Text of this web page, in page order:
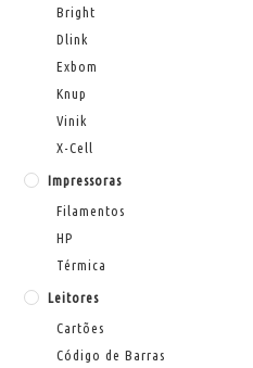
Bright
Dlink
Exbom
Knup
Vinik
X-Cell
Impressoras
Filamentos
HP
Térmica
Leitores
Cartões
Código de Barras